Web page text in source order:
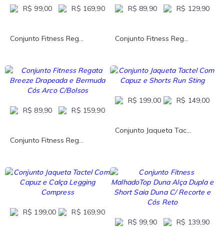
R$ 99,00 R$ 169,90
Conjunto Fitness Reg...
R$ 89,90 R$ 129,90
Conjunto Fitness Reg...
R$ 89,90 R$ 159,90
Conjunto Fitness Reg...
R$ 199,00 R$ 149,00
Conjunto Jaqueta Tac...
R$ 199,00
R$ 169,90
R$ 99,90
R$ 139,90